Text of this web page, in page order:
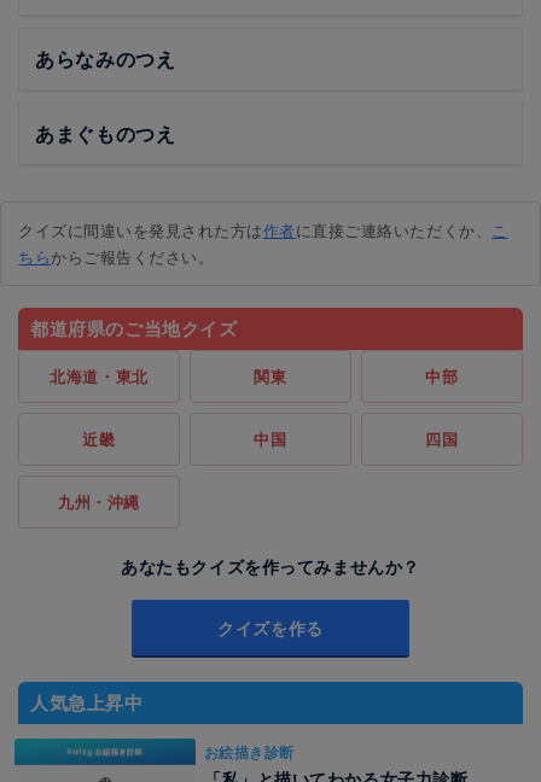
あらなみのつえ
あまぐものつえ
クイズに間違いを発見された方は作者に直接ご連絡いただくか、
こ
ちらからご報告ください。
都道府県のご当地クイズ
北海道・東北 関東 中部
近畿 中国 四国
九州・沖縄
あなたもクイズを作ってみませんか？
クイズを作る
人気急上昇中
お絵描き診断